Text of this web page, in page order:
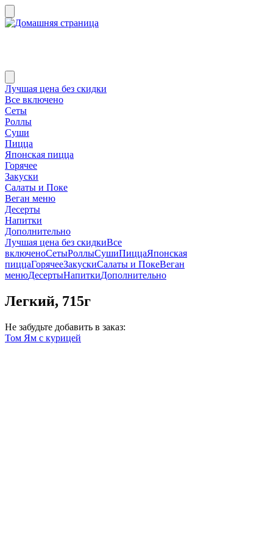
Лучшая цена без скидки
Все включено
Сеты
Роллы
Суши
Пицца
Японская пицца
Горячее
Закуски
Салаты и Поке
Веган меню
Десерты
Напитки
Дополнительно
Лучшая цена без скидкиВсе
включеноСетыРоллыСушиПиццаЯпонская
пиццаГорячееЗакускиСалаты и ПокеВеган
менюДесертыНапиткиДополнительно
Легкий, 715г
Не забудьте добавить в заказ:
Том Ям с курицей